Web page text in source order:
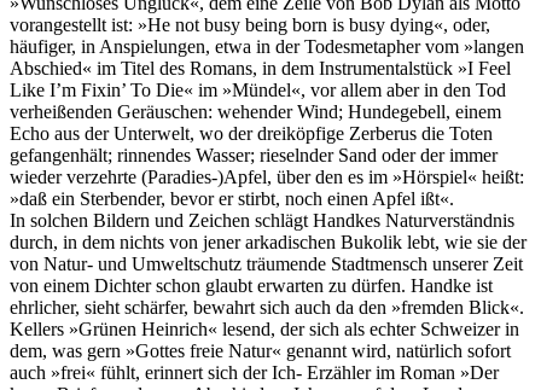
vorangestellt ist: »He not busy being born is busy dying«, oder,
häufiger, in Anspielungen, etwa in der Todesmetapher vom »langen
Abschied« im Titel des Romans, in dem Instrumentalstück »I Feel
Like I’m Fixin’ To Die« im »Mündel«, vor allem aber in den Tod
verheißenden Geräuschen: wehender Wind; Hundegebell, einem
Echo aus der Unterwelt, wo der dreiköpfige Zerberus die Toten
gefangenhält; rinnendes Wasser; rieselnder Sand oder der immer
wieder verzehrte (Paradies-)Apfel, über den es im »Hörspiel« heißt:
»daß ein Sterbender, bevor er stirbt, noch einen Apfel ißt«.
In solchen Bildern und Zeichen schlägt Handkes Naturverständnis
durch, in dem nichts von jener arkadischen Bukolik lebt, wie sie der
von Natur- und Umweltschutz träumende Stadtmensch unserer Zeit
von einem Dichter schon glaubt erwarten zu dürfen. Handke ist
ehrlicher, sieht schärfer, bewahrt sich auch da den »fremden Blick«.
Kellers »Grünen Heinrich« lesend, der sich als echter Schweizer in
dem, was gern »Gottes freie Natur« genannt wird, natürlich sofort
auch »frei« fühlt, erinnert sich der Ich- Erzähler im Roman »Der